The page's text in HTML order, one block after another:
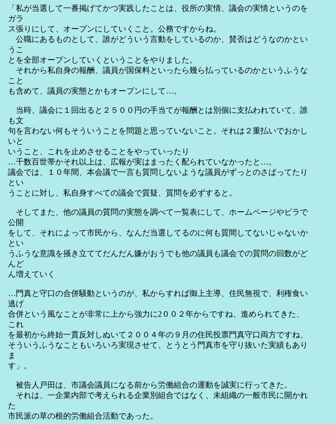
「私が当選して一番掲げてかつ実践したことは、役所の実情、議会の実情というのを
ガラ
ス張りにして、オープンにしていくこと。公務ですからね。
公職にあるものとして、誰がどういう言動をしているのか、賛否はどうなのかとい
うこ
とを全部オープンしていくということをやりました。
それから私自身の報酬、議員が国保料といったら幾ら払っているのかというふうな
こと
も含めて、議員の実態とかもオープンにして…。
当時、議会に１回出ると２５００円の手当てが報酬とは別個に支払われていて、誰
も文
句を言わない何もそういうことを問題と思っていないこと。それは２重払いでおかし
いと
いうこと、これを止めさせることをやっていったり
…千数百世帯かそれ以上は、広報が実はまったく配られていなかったと…。
議会では、１０年間、本会議で一言も質問しないような議員がずっとのさばってたり
とい
うことに対し、私自身すべての議会で質疑、質問を必ずすると。
そしてまた、他の議員の質問の実態を調べて一覧表にして、ホームページやビラで
公開
をして、それによって市民から、なんだ当選してるのに何も質間してないじゃないか
とい
うふうな意識を掻き立ててだんだん嫌がおうでも他の議員も議会での質問の回数がど
んど
ん増えていく
…門真と守口の合併騒動というのが、私からすれば御上主導、住民無視で、利権食い
逃げ
合併という風なことが非常に上から強力に2００２年からですね、進められてきた、
これ
を最初から終始一貫反対しぬいて２００４年の９月の住民投票門真守口両方ですね、
そういうふうなこともいろいろ実現させて、とうとう門真市を守り抜いた実績もあり
ま
す」。
被告人戸田は、市議会議員になる前から労働組合の運動を誠実に行ってきた。
それは、一企業内部で考えられる企業別組合ではなく、未組織の一般市民に開かれ
た
市民派の草の根的労働組合活動であった。